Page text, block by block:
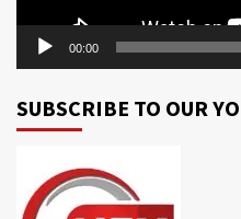
00:00
SUBSCRIBE TO OUR